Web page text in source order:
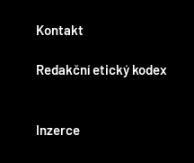
Kontakt
Redakční etický kodex
Inzerce